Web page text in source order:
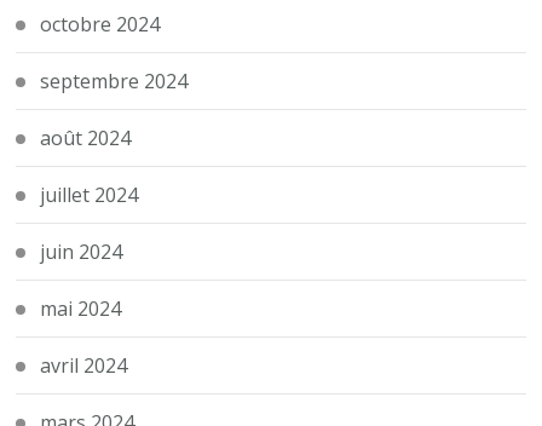
octobre 2024
septembre 2024
août 2024
juillet 2024
juin 2024
mai 2024
avril 2024